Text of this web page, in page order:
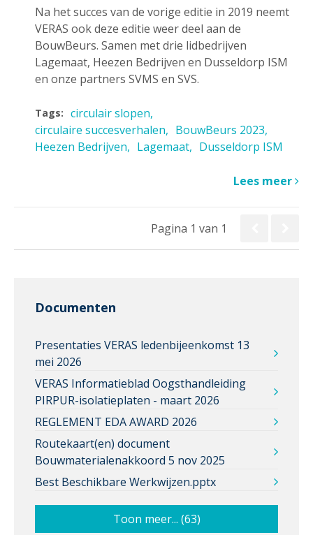
Na het succes van de vorige editie in 2019 neemt
VERAS ook deze editie weer deel aan de
BouwBeurs. Samen met drie lidbedrijven
Lagemaat, Heezen Bedrijven en Dusseldorp ISM
en onze partners SVMS en SVS.
Tags: circulair slopen
circulaire succesverhalen
BouwBeurs 2023
Heezen Bedrijven
Lagemaat Dusseldorp ISM
Lees meer
Pagina 1 van 1
Documenten
Presentaties VERAS ledenbijeenkomst 13
mei 2026
VERAS Informatieblad Oogsthandleiding
PIRPUR-isolatieplaten - maart 2026
REGLEMENT EDA AWARD 2026
Routekaart(en) document
Bouwmaterialenakkoord 5 nov 2025
Best Beschikbare Werkwijzen.pptx
Toon meer... (63)